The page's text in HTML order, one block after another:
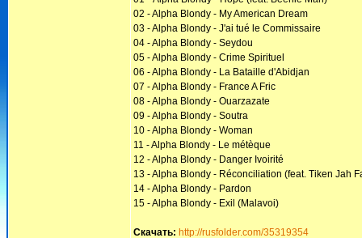
02 - Alpha Blondy - My American Dream
03 - Alpha Blondy - J'ai tué le Commissaire
04 - Alpha Blondy - Seydou
05 - Alpha Blondy - Crime Spirituel
06 - Alpha Blondy - La Bataille d'Abidjan
07 - Alpha Blondy - France A Fric
08 - Alpha Blondy - Ouarzazate
09 - Alpha Blondy - Soutra
10 - Alpha Blondy - Woman
11 - Alpha Blondy - Le métèque
12 - Alpha Blondy - Danger Ivoirité
13 - Alpha Blondy - Réconciliation (feat. Tiken Jah
14 - Alpha Blondy - Pardon
15 - Alpha Blondy - Exil (Malavoi)
Скачать: http://rusfolder.com/35319354